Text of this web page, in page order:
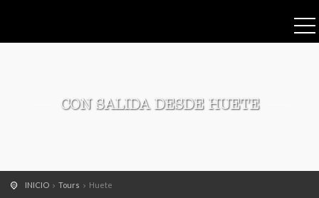
CON SALIDA DESDE HUETE
INICIO Tours Huete